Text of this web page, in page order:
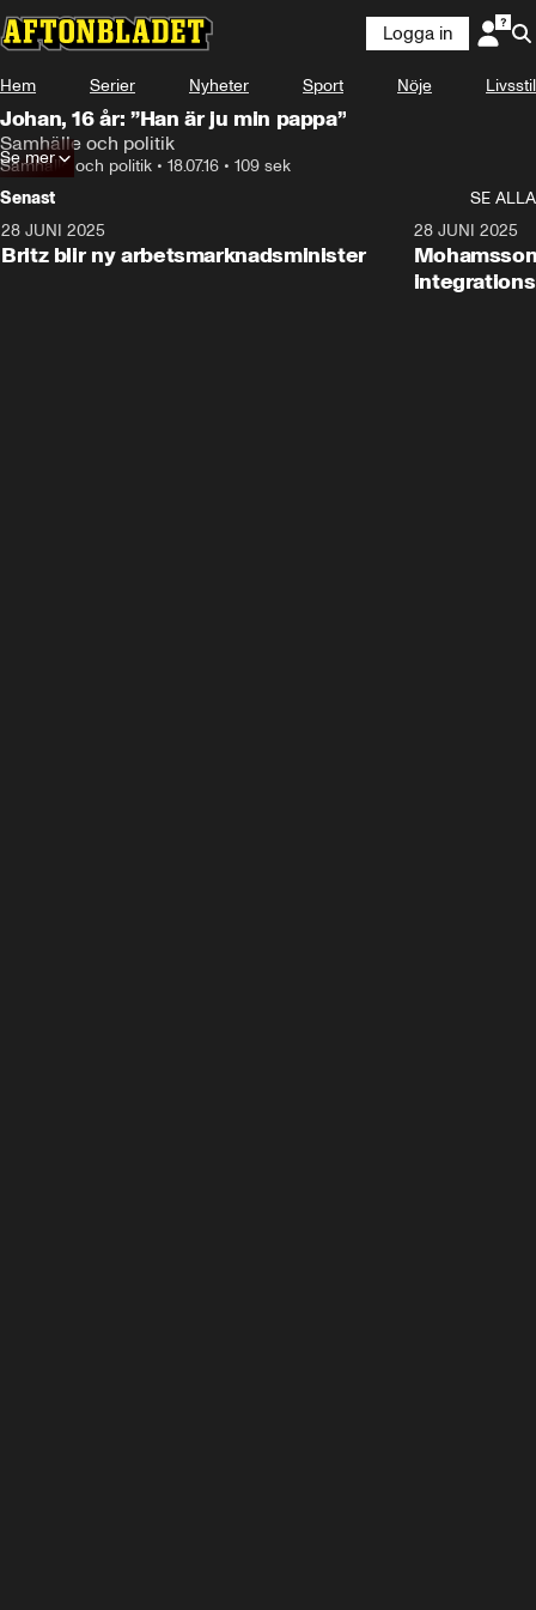
Logga in
Hem Serier Nyheter Sport Nöje Livsstil
Johan, 16 år: ”Han är ju min pappa”
Samhälle och politik
Samhälle och politik • 18.07.16 • 109 sek
Se mer
Senast
SE ALLA
28 JUNI 2025
Britz blir ny arbetsmarknadsminister
28 JUNI 2025